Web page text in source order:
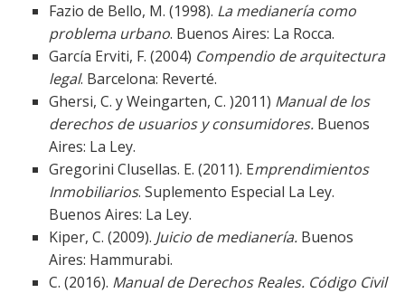
Fazio de Bello, M. (1998). La medianería como
problema urbano. Buenos Aires: La Rocca.
García Erviti, F. (2004) Compendio de arquitectura
legal. Barcelona: Reverté.
Ghersi, C. y Weingarten, C. )2011) Manual de los
derechos de usuarios y consumidores.Buenos
Aires: La Ley.
Gregorini Clusellas. E. (2011). Emprendimientos
Inmobiliarios. Suplemento Especial La Ley.
Buenos Aires: La Ley.
Kiper, C. (2009). Juicio de medianería. Buenos
Aires: Hammurabi.
C. (2016). Manual de Derechos Reales. Código Civil